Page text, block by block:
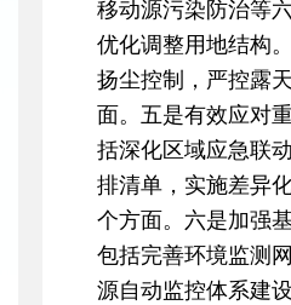
移动源污染防治等
优化调整用地结构
扬尘控制，严控露
面。五是有效应对
括深化区域应急联
排清单，实施差异
个方面。六是加强
包括完善环境监测
源自动监控体系建